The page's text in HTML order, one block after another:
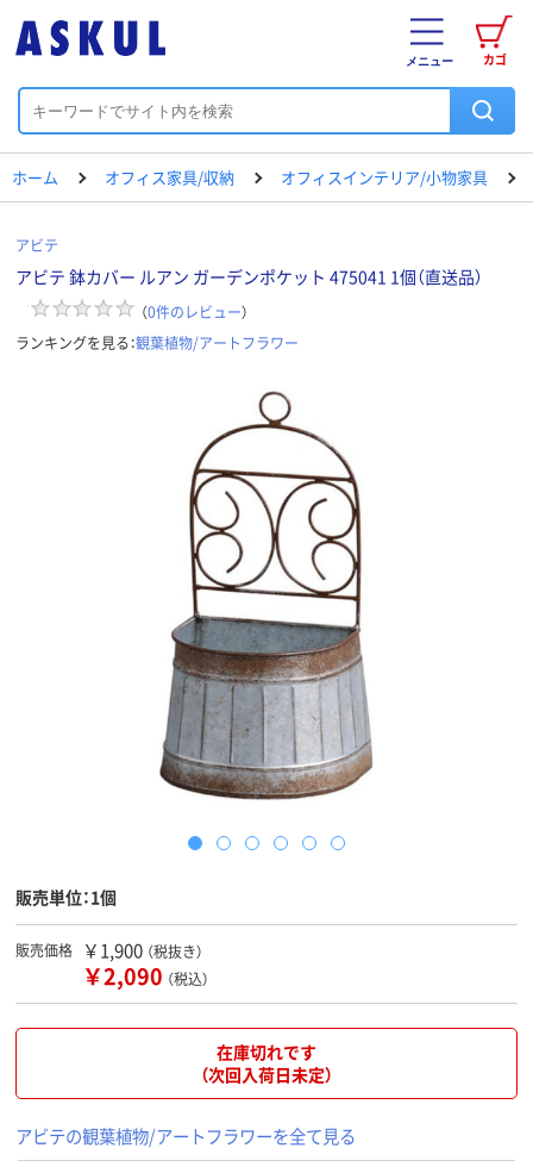
カゴ
メニュー
ホーム オフィス家具/収納 オフィスインテリア/小物家具
アビテ
アビテ 鉢カバー ルアン ガーデンポケット 475041 1個（直送品）
（0件のレビュー）
ランキングを見る：観葉植物/アートフラワー
販売単位：1個
販売価格 ￥1,900 （税抜き）
￥2,090 （税込）
在庫切れです
（次回入荷日未定）
アビテの観葉植物/アートフラワーを全て見る